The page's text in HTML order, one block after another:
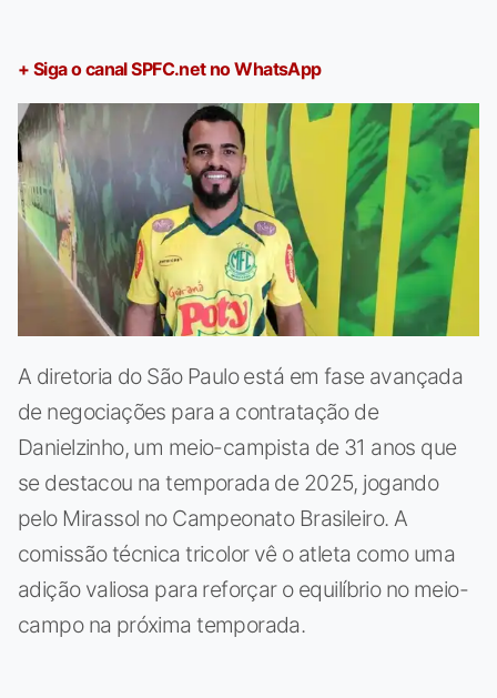
+ Siga o canal SPFC.net no WhatsApp
A diretoria do São Paulo está em fase avançada
de negociações para a contratação de
Danielzinho, um meio-campista de 31 anos que
se destacou na temporada de 2025, jogando
pelo Mirassol no Campeonato Brasileiro. A
comissão técnica tricolor vê o atleta como uma
adição valiosa para reforçar o equilíbrio no meio-
campo na próxima temporada.